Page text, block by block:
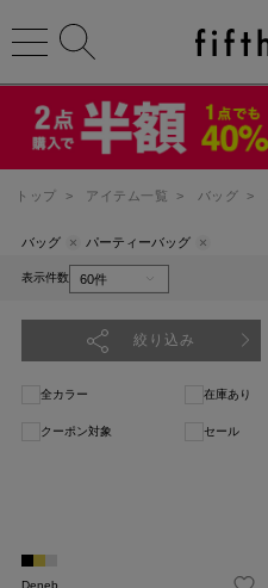
トップ > アイテム一覧 > バッグ >
バッグ パーティーバッグ
表示件数
絞り込み
全カラー 在庫あり
クーポン対象 セール
Deneb